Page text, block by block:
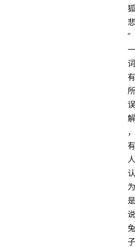
狐
悲
”
一
词
有
所
误
解
，
有
人
认
为
是
说
兔
子